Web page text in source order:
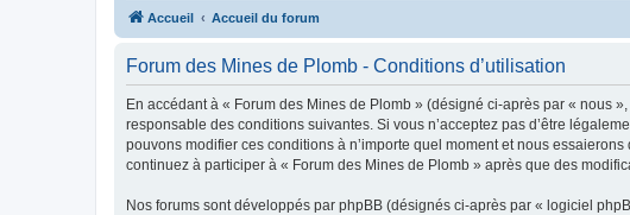
Accueil Accueil du forum
Forum des Mines de Plomb - Conditions d’utilisation
En accédant à « Forum des Mines de Plomb » (désigné ci-après par « nous
responsable des conditions suivantes. Si vous n’acceptez pas d’être
pouvons modifier ces conditions à n’importe quel moment et nous
continuez à participer à « Forum des Mines de Plomb » après que des
Nos forums sont développés par phpBB (désignés ci-après par « logiciel